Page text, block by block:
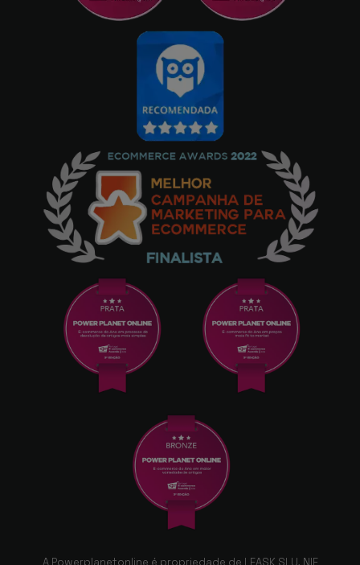
A Powerplanetonline é propriedade de LEASK SLU, NIF